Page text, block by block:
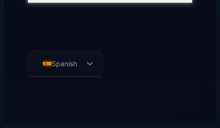
Spanish